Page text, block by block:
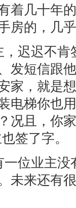
着几十年
房的，几
迟迟不肯
发短信跟
家，就是
电梯你也
况且，你
签了字。
位业主没
未来还有